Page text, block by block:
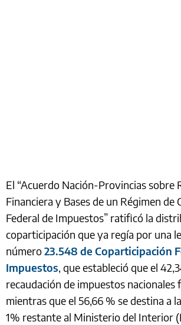
El “Acuerdo Nación-Provincias sobre
Financiera y Bases de un Régimen de
Federal de Impuestos” ratificó la
coparticipación que ya regía por una
número23.548 de Coparticipación
Impuestos, que estableció que el
recaudación de impuestos nacionales
mientras que el 56,66 % se destina a
1% restante al Ministerio del Interior